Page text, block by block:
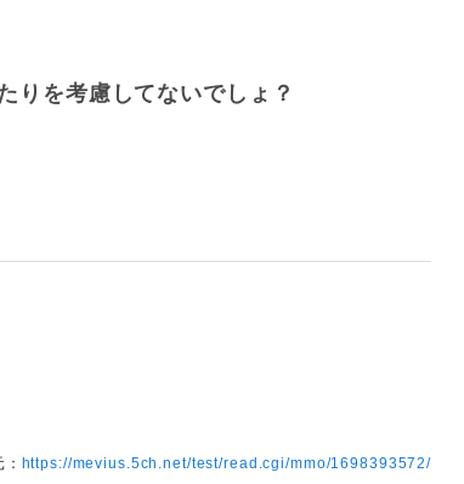
りを考慮してないでしょ？
https://mevius.5ch.net/test/read.cgi/mmo/1698393572/